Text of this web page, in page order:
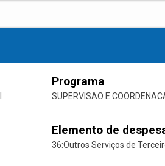
Programa
SUPERVISAO E
Elemento de
36:Outros Serviços de